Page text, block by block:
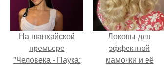
На шанхайской
премьере
"Человека - Паука:
Локоны для
эффектной
мамочки и её